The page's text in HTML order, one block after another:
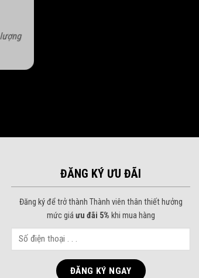
ĐĂNG KÝ ƯU ĐÃI
Đăng ký để trở thành Thành viên thân thiết hưởng
mức giáưu đãi 5% khi mua hàng